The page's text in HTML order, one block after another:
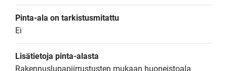
Pinta-ala on tarkistusmitattu
Ei
Lisätietoja pinta-alasta
Rakennuslupapiirrustusten mukaan huoneistoala